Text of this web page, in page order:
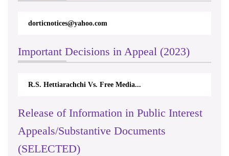
dorticnotices@yahoo.com
Important Decisions in Appeal (2023)
R.S. Hettiarachchi Vs. Free Media...
Release of Information in Public Interest
Appeals/Substantive Documents
(SELECTED)